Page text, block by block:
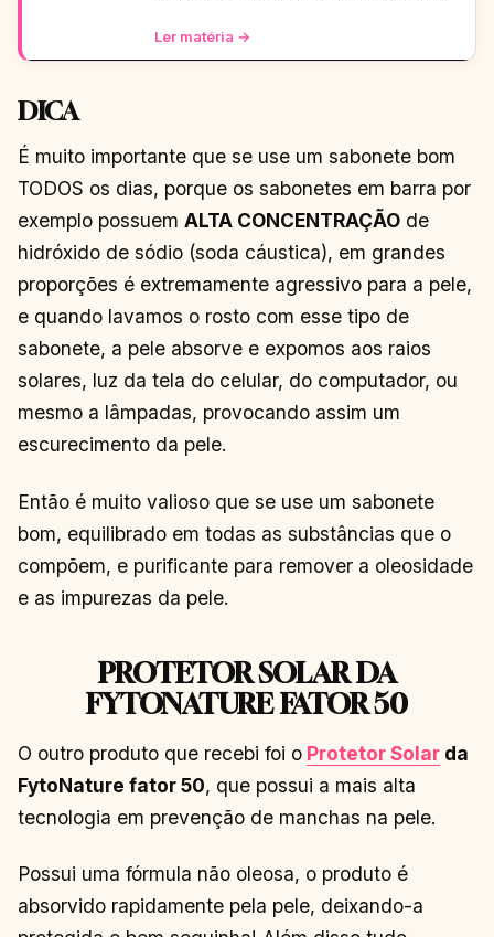
casual a uma festa b
Ler matéria →
DICA
É muito importante que se use um sabonete bom
TODOS os dias, porque os sabonetes em barra por
exemplo possuem ALTA CONCENTRAÇÃO de
hidróxido de sódio (soda cáustica), em grandes
proporções é extremamente agressivo para a pele,
e quando lavamos o rosto com esse tipo de
sabonete, a pele absorve e expomos aos raios
solares, luz da tela do celular, do computador, ou
mesmo a lâmpadas, provocando assim um
escurecimento da pele.
Então é muito valioso que se use um sabonete
bom, equilibrado em todas as substâncias que o
compõem, e purificante para remover a oleosidade
e as impurezas da pele.
PROTETOR SOLAR DA
FYTONATURE FATOR 50
O outro produto que recebi foi o Protetor Solar da
FytoNature fator 50, que possui a mais alta
tecnologia em prevenção de manchas na pele.
Possui uma fórmula não oleosa, o produto é
absorvido rapidamente pela pele, deixando-a